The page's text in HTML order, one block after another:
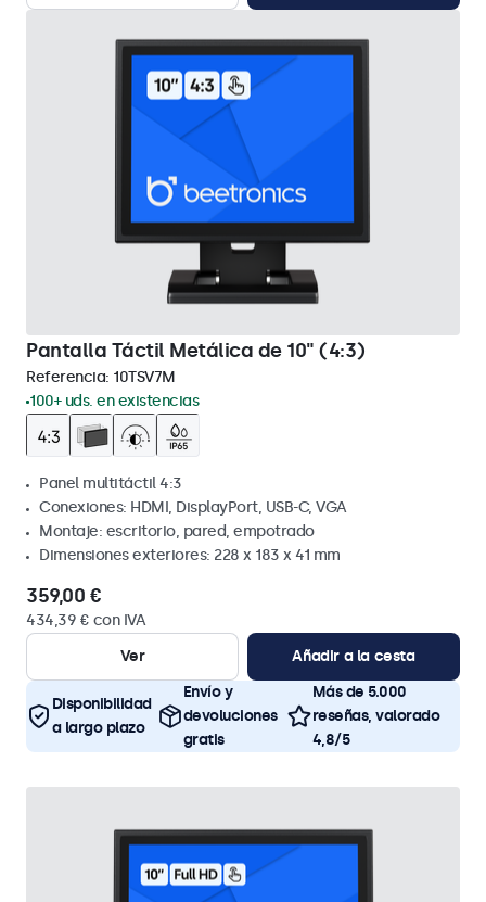
Pantalla Táctil Metálica de 10" (4:3)
Referencia: 10TSV7M
100+ uds. en existencias
Panel multitáctil 4:3
Conexiones: HDMI, DisplayPort, USB-C, VGA
Montaje: escritorio, pared, empotrado
Dimensiones exteriores: 228 x 183 x 41 mm
359,00 €
434,39 € con IVA
Ver
Añadir a la cesta
Disponibilidad
a largo plazo
Envío y
devoluciones
gratis
Más de 5.000
reseñas, valorado
4,8/5